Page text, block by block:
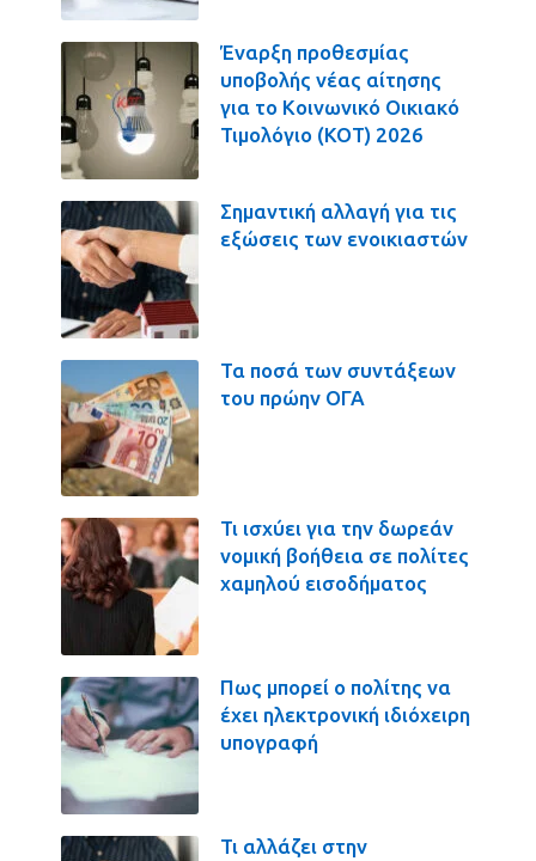
Έναρξη προθεσμίας
υποβολής νέας αίτησης
για το Κοινωνικό Οικιακό
Τιμολόγιο (ΚΟΤ) 2026
Σημαντική αλλαγή για τις
εξώσεις των ενοικιαστών
Τα ποσά των συντάξεων
του πρώην ΟΓΑ
Τι ισχύει για την δωρεάν
νομική βοήθεια σε πολίτες
χαμηλού εισοδήματος
Πως μπορεί ο πολίτης να
έχει ηλεκτρονική ιδιόχειρη
υπογραφή
Τι αλλάζει στην